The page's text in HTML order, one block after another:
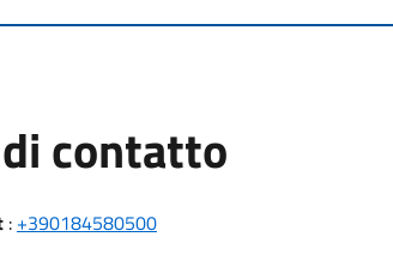
contatto
: +390184580500